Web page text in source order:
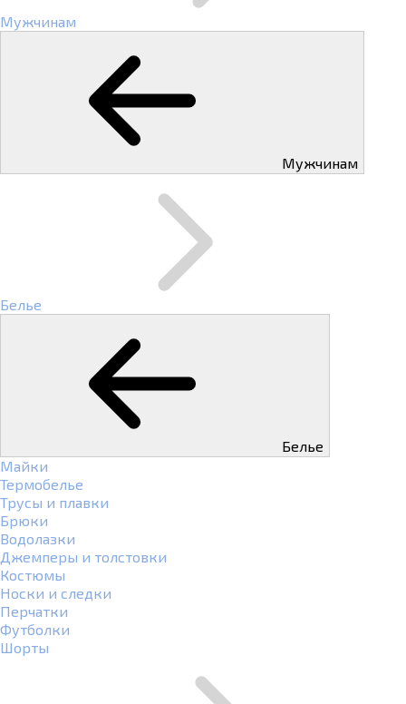
Мужчинам
Мужчинам
Белье
Белье
Майки
Термобелье
Трусы и плавки
Брюки
Водолазки
Джемперы и толстовки
Костюмы
Носки и следки
Перчатки
Футболки
Шорты